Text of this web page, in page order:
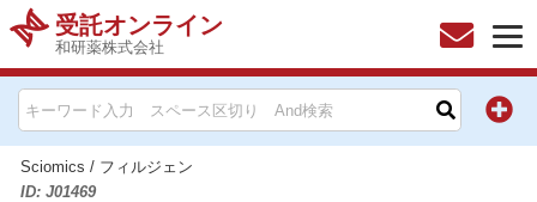
受託オンライン
和研薬株式会社
Sciomics / フィルジェン
ID: J01469
HOME
お問い合わせ